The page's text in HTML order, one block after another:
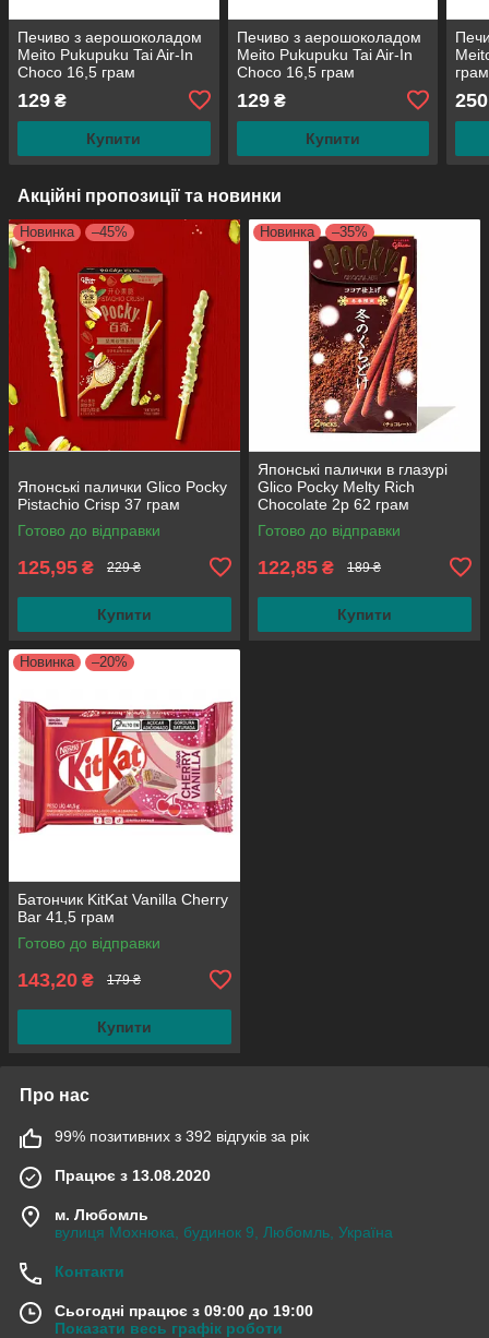
Печиво з аерошоколадом
Meito Pukupuku Tai Air-In
Choco 16,5 грам
129 ₴
Купити
Печиво з аерошоколадом
Meito Pukupuku Tai Air-In
Choco 16,5 грам
129₴
Купити
250
Акційні пропозиції та новинки
Новинка –45%
Японські палички Glico Pocky
Pistachio Crisp 37 грам
Готово до відправки
125,95 ₴ 229 ₴
Купити
Новинка –35%
Японські палички в глазурі
Glico Pocky Melty Rich
Chocolate 2p 62 грам
Готово до відправки
122,85 ₴ 189 ₴
Купити
Новинка –20%
Батончик KitKat Vanilla Cherry
Bar 41,5 грам
Готово до відправки
143,20 ₴ 179 ₴
Купити
Про нас
99% позитивних з 392 відгуків за рік
Працює з 13.08.2020
м. Любомль
вулиця Мохнюка, будинок 9, Любомль, Україна
Контакти
Сьогодні працює з 09:00 до 19:00
Показати весь графік роботи